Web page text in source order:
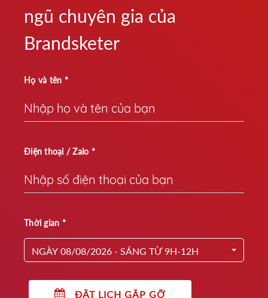
ngũ chuyên gia của
Brandsketer
Họ và tên *
Điện thoại / Zalo *
Thời gian *
NGÀY 08/08/2026 - SÁNG TỪ 9H-12H
ĐẶT LỊCH GẶP GỠ